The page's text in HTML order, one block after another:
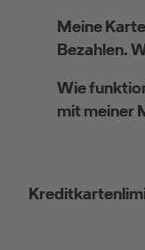
Meine
Bezahlen.
Wie
mit meiner